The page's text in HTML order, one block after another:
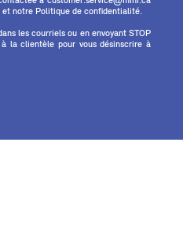
et notre Politique de confidentialité.
les courriels ou en envoyant STOP
la clientèle pour vous désinscrire à